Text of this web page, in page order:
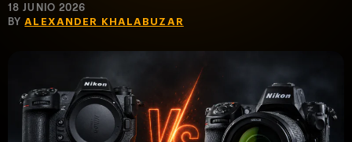
18 JUNIO 2026
BYALEXANDER KHALABUZAR